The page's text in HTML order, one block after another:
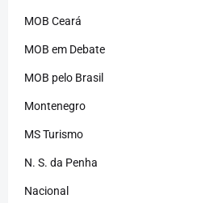
MOB Ceará
MOB em Debate
MOB pelo Brasil
Montenegro
MS Turismo
N. S. da Penha
Nacional